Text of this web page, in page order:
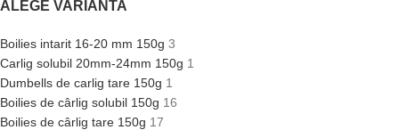
ALEGE VARIANTA
Boilies intarit 16-20 mm 150g 3
Carlig solubil 20mm-24mm 150g 1
Dumbells de carlig tare 150g 1
Boilies de cârlig solubil 150g 16
Boilies de cârlig tare 150g 17